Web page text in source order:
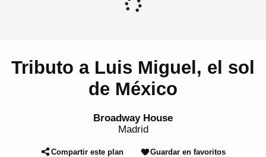
Tributo a Luis Miguel, el sol
de México
Broadway House
Madrid
Compartir este plan Guardar en favoritos